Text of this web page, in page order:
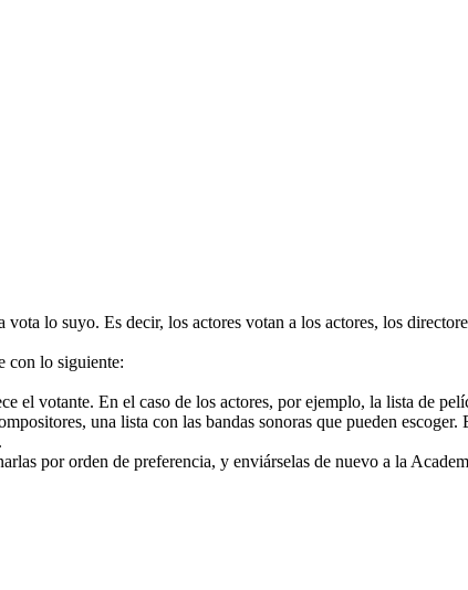
lo suyo. Es decir, los actores votan a los actores, los
con lo siguiente:
el votante. En el caso de los actores, por ejemplo, la lista de
una lista con las bandas sonoras que pueden escoger.
por orden de preferencia, y enviárselas de nuevo a la